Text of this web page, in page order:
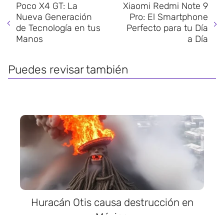
Poco X4 GT: La
Nueva Generación
de Tecnología en tus
Manos
Xiaomi Redmi Note 9
Pro: El Smartphone
Perfecto para tu Día
a Día
Puedes revisar también
Huracán Otis causa destrucción en